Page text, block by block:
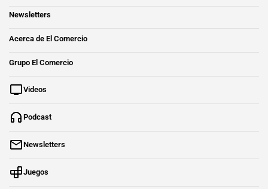
Newsletters
Acerca de El Comercio
Grupo El Comercio
Videos
Podcast
Newsletters
Juegos